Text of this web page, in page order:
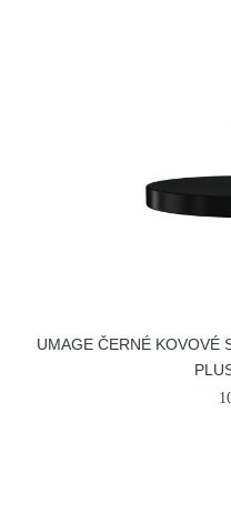
UMAGE ČERNÉ KOVOVÉ